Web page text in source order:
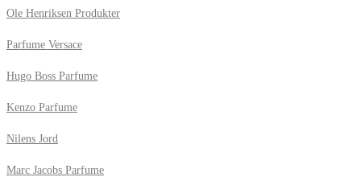
Ole Henriksen Produkter
Parfume Versace
Hugo Boss Parfume
Kenzo Parfume
Nilens Jord
Marc Jacobs Parfume